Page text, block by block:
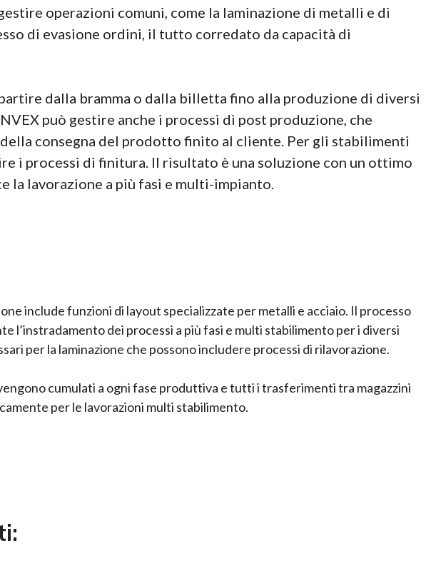
operazioni comuni, come la laminazione di metalli e di
di evasione ordini, il tutto corredato da capacità di
dalla bramma o dalla billetta fino alla produzione di diversi
può gestire anche i processi di post produzione, che
consegna del prodotto finito al cliente. Per gli stabilimenti
i processi di finitura. Il risultato è una soluzione con un ottimo
la lavorazione a più fasi e multi-impianto.
include funzioni di layout specializzate per metalli e acciaio. Il processo
l’instradamento dei processi a più fasi e multi stabilimento per i diversi
per la laminazione che possono includere processi di rilavorazione.
cumulati a ogni fase produttiva e tutti i trasferimenti tra magazzini
per le lavorazioni multi stabilimento.